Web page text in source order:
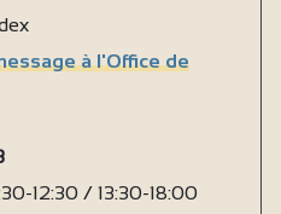
à l'Office de
12:30 / 13:30-18:00